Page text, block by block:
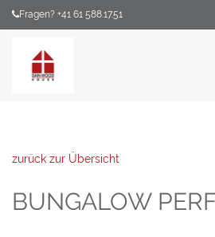
Fragen? +41 61 588.17.51
zurück zur Übersicht
BUNGALOW